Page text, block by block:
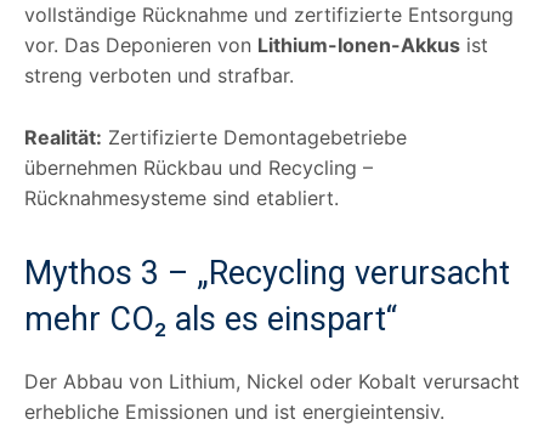
vollständige Rücknahme und zertifizierte Entsorgung
vor. Das Deponieren von Lithium-Ionen-Akkus ist
streng verboten und strafbar.
Realität: Zertifizierte Demontagebetriebe
übernehmen Rückbau und Recycling –
Rücknahmesysteme sind etabliert.
Mythos 3 – „Recycling verursacht
mehr CO₂ als es einspart“
Der Abbau von Lithium, Nickel oder Kobalt verursacht
erhebliche Emissionen und ist energieintensiv.